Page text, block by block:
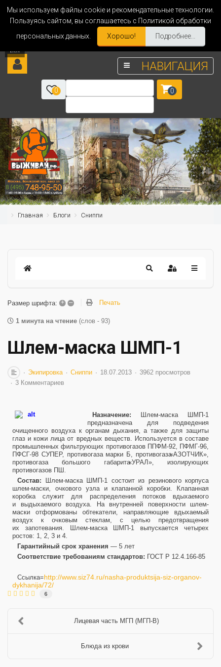
Мы используем файлы cookie и рекомендательные технологии.
Пользуясь сайтом, вы соглашаетесь с Политикой обработки
персональных данных.
Хорошо! Подробнее...
НАВИГАЦИЯ
0 0
Главная Блоги Сниппи
Размер шрифта: + – Печать
1 минута на чтение (слов - 93)
Шлем-маска ШМП-1
Экипировка Сниппи 18.07.2013
3962 просмотров
3 Комментариев
Назначение:
Шлем-маска ШМП-1
предназначена для подведения
очищенного воздуха к органам дыхания, а также для защиты
глаз и кожи лица от вредных веществ. Используется в составе
промышленных фильтрующих противогазов ППФМ-92, ПФМГ-96,
ПФСГ-98 СУПЕР, противогаза марки Б, противогаза«АЗОТЧИК»,
противогаза большого габарита«УРАЛ», изолирующих
противогазов ПШ.
Состав: Шлем-маска ШМП-1 состоит из резинового корпуса
шлем-маски, очкового узла и клапанной коробки. Клапанная
коробка служит для распределения потоков вдыхаемого
и выдыхаемого воздуха. На внутренней поверхности шлем-
маски отформованы обтекатели, направляющие вдыхаемый
воздух к очковым стеклам, с целью предотвращения
их запотевания. Шлем-маска ШМП-1 выпускается четырех
ростов: 1, 2, 3 и 4.
Гарантийный срок хранения — 5 лет
Соответствие требованиям стандартов: ГОСТ Р 12.4.166-85
Ссылка=http://www.siz74.ru/nasha-produktsija-siz-organov-
dykhanija/72/
6
Лицевая часть МГП (МГП-В)
Блюда из крови